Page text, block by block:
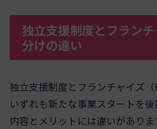
独立支援制度とフラン
分けの違い
独立支援制度とフランチャイズ（
いずれも新たな事業スタートを後
内容とメリットには違いがあり